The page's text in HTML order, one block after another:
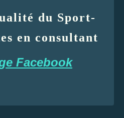
du Sport-
en consultant
Facebook